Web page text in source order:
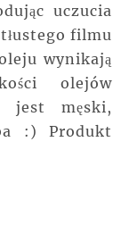
uczucia
filmu
wynikają
olejów
jest męski,
:) Produkt